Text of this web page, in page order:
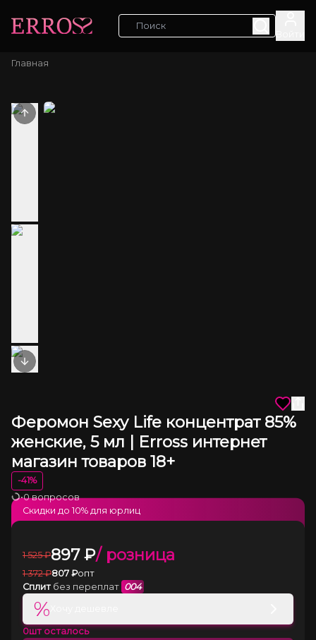
Главная
Previous slide
Next slide
Феромон Sexy Life концентрат 85%
женские, 5 мл | Erross интернет
магазин товаров 18+
-41%
Загрузка
•0 вопросов
1 525 ₽897₽/ розница
1 372 ₽807 ₽опт
Сплит без переплат 004
%
0шт осталось
Скидки до 10% для юрлиц